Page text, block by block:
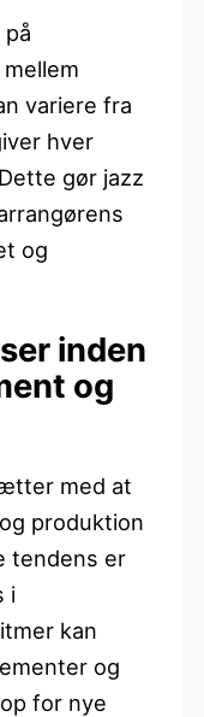
variere fra
hver
gør jazz
og
inden
og
med at
produktion
tendens er
i
kan
og
for nye